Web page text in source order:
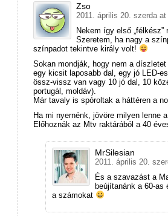
Zso
2011. április 20. szerda at
Nekem így első
Szeretem, ha nagy a
színpadot tekintve király volt!
Sokan mondják, hogy nem a
egy kicsit laposabb dal, egy jó LED-
össz-vissz van vagy 10 jó dal, 10
portugál, moldáv).
Már tavaly is spóroltak a háttéren a
Ha mi nyernénk, jövöre milyen lenne
Előhoznák az Mtv raktárából a 40
MrSilesian
2011. április 20.
És a szavazást a
beújítanánk a 60-as
a számokat